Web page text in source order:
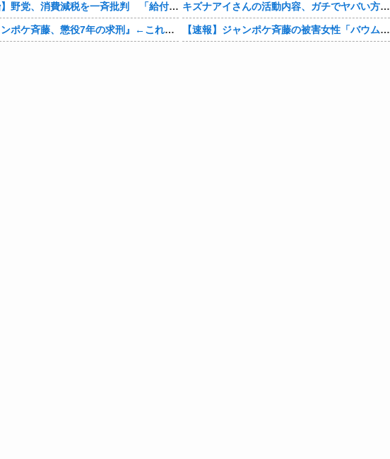
【政治】野党、消費減税を一斉批判 「給付優先」「財源示せ」
『ジャンポケ斉藤、懲役7年の求刑』←これｗｗｗｗｗｗｗｗｗｗｗｗｗｗｗｗｗｗ
キズナアイさんの活動内容、ガチでヤバい方向へ他
【速報】ジャンポケ斉藤の被害女性「バウムクーヘン売ったりTikTokライブしててムカついたから示談しなかった」他